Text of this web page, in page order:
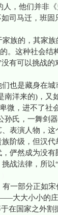
人，他们并非
司马迁，班固
族的，其家族
。这种社会结
有可以挑战的
也是藏身在城
南洋来的)，又
微，进不了社
氏，一舞剑器
表演人物，这
阶级，但汉代
俨然成为没有
战法律，所以
一部分正如宋
大大小小的
在国家之外割